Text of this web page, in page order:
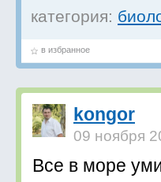
категория:
в избранное
kongor
09 ноября
Все в море